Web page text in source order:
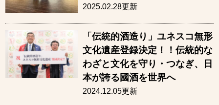
2025.02.28更新
「伝統的酒造り」ユネスコ無形
文化遺産登録決定！！伝統的な
わざと文化を守り・つなぎ、日
本が誇る國酒を世界へ
2024.12.05更新